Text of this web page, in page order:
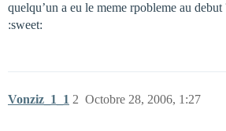
quelqu’un a eu le meme rpobleme au debut
:sweet:
Vonziz_1_1 Octobre 28, 2006, 1:27
2